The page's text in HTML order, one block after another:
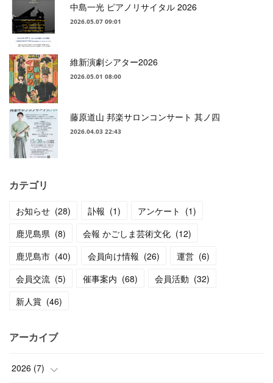
中島一光 ピアノリサイタル 2026
2026.05.07 09:01
維新演劇シアター2026
2026.05.01 08:00
藤原道山 邦楽サロンコンサート 其ノ四
2026.04.03 22:43
カテゴリ
お知らせ (28) 訃報 (1) アンケート (1)
鹿児島県 (8) 会報 かごしま芸術文化 (12)
鹿児島市 (40) 会員向け情報 (26) 運営 (6)
会員交流 (5) 催事案内 (68) 会員活動 (32)
新人賞 (46)
アーカイブ
2026 (7)